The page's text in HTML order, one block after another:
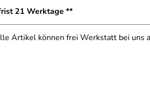
21 Werktage **
Artikel können frei Werkstatt bei uns